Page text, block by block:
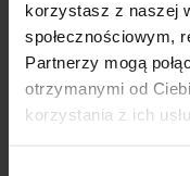
korzystasz z naszej
społecznościowym,
Partnerzy mogą
otrzymanymi od
korzystania z ich
Purple
Przybliżony